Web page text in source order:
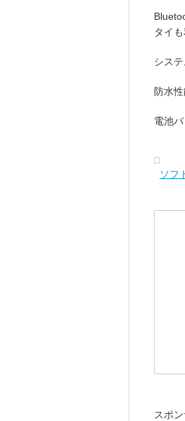
タイも
シス
防水性
電池
ソフ
スポ